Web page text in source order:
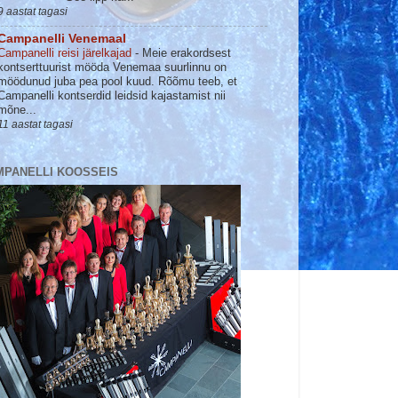
aastat tagasi
Venemaal
reisi järelkajad- Meie erakordsest
mööda Venemaa suurlinnu on
juba pea pool kuud. Rõõmu teeb, et
kontserdid leidsid kajastamist nii
aastat tagasi
KOOSSEIS